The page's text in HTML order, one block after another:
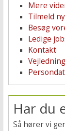
Mere
Tilmeld
Besøg
Ledige
Kontakt
Har du
Så hører vi